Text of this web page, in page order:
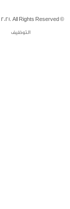
© Copyright 2021. All Rights Reserved.
التوظيف